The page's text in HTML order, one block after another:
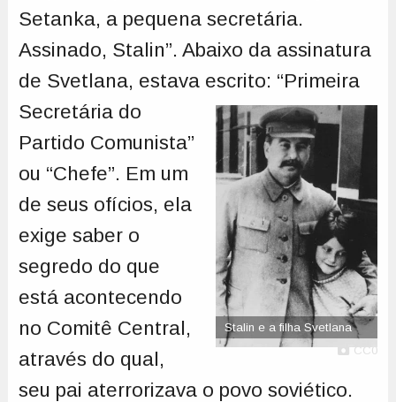
Setanka, a pequena secretária.
Assinado, Stalin”. Abaixo da assinatura
de Svetlana, estava escrito: “Primeira
Stalin e a filha Svetlana
CC0
Secretária do
Partido Comunista”
ou “Chefe”. Em um
de seus ofícios, ela
exige saber o
segredo do que
está acontecendo
no Comitê Central,
através do qual,
seu pai aterrorizava o povo soviético.